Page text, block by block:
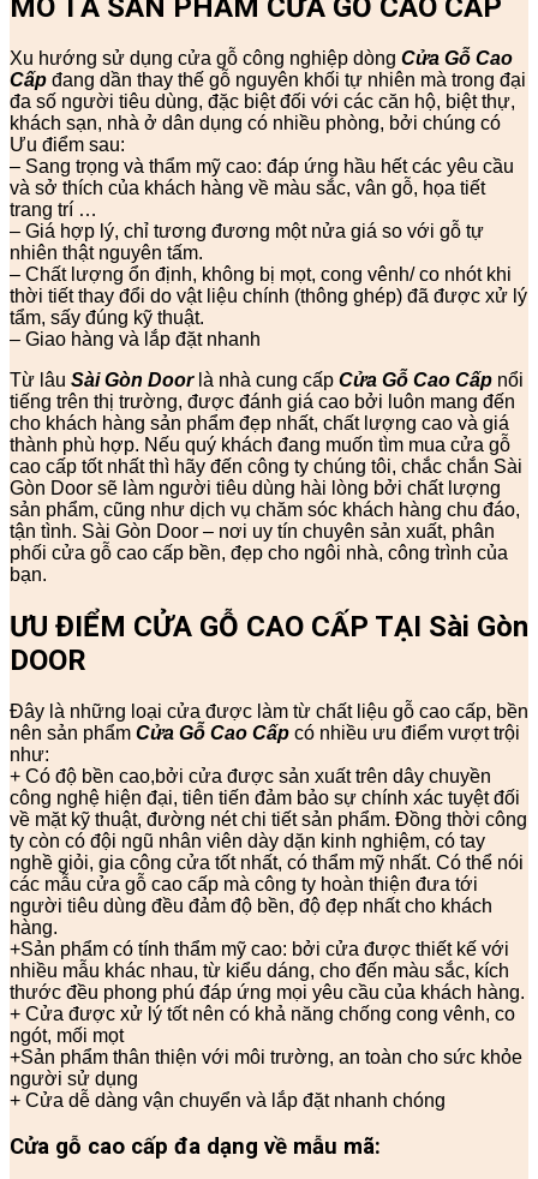
MÔ TẢ SẢN PHẨM CỬA GỖ CAO CẤP
Xu hướng sử dụng cửa gỗ công nghiệp dòng Cửa Gỗ Cao
Cấp đang dần thay thế gỗ nguyên khối tự nhiên mà trong đại
đa số người tiêu dùng, đặc biệt đối với các căn hộ, biệt thự,
khách sạn, nhà ở dân dụng có nhiều phòng, bởi chúng có
Ưu điểm sau:
– Sang trọng và thẩm mỹ cao: đáp ứng hầu hết các yêu cầu
và sở thích của khách hàng về màu sắc, vân gỗ, họa tiết
trang trí …
– Giá hợp lý, chỉ tương đương một nửa giá so với gỗ tự
nhiên thật nguyên tấm.
– Chất lượng ổn định, không bị mọt, cong vênh/ co nhót khi
thời tiết thay đổi do vật liệu chính (thông ghép) đã được xử lý
tẩm, sấy đúng kỹ thuật.
– Giao hàng và lắp đặt nhanh
Từ lâu Sài Gòn Doorlà nhà cung cấp Cửa Gỗ Cao Cấp nổi
tiếng trên thị trường, được đánh giá cao bởi luôn mang đến
cho khách hàng sản phẩm đẹp nhất, chất lượng cao và giá
thành phù hợp. Nếu quý khách đang muốn tìm mua cửa gỗ
cao cấp tốt nhất thì hãy đến công ty chúng tôi, chắc chắn Sài
Gòn Door sẽ làm người tiêu dùng hài lòng bởi chất lượng
sản phẩm, cũng như dịch vụ chăm sóc khách hàng chu đáo,
tận tình. Sài Gòn Door – nơi uy tín chuyên sản xuất, phân
phối cửa gỗ cao cấp bền, đẹp cho ngôi nhà, công trình của
bạn.
ƯU ĐIỂM CỬA GỖ CAO CẤP TẠI Sài Gòn
DOOR
Đây là những loại cửa được làm từ chất liệu gỗ cao cấp, bền
nên sản phẩm Cửa Gỗ Cao Cấp có nhiều ưu điểm vượt trội
như:
+ Có độ bền cao,bởi cửa được sản xuất trên dây chuyền
công nghệ hiện đại, tiên tiến đảm bảo sự chính xác tuyệt đối
về mặt kỹ thuật, đường nét chi tiết sản phẩm. Đồng thời công
ty còn có đội ngũ nhân viên dày dặn kinh nghiệm, có tay
nghề giỏi, gia công cửa tốt nhất, có thẩm mỹ nhất. Có thể nói
các mẫu cửa gỗ cao cấp mà công ty hoàn thiện đưa tới
người tiêu dùng đều đảm độ bền, độ đẹp nhất cho khách
hàng.
+Sản phẩm có tính thẩm mỹ cao: bởi cửa được thiết kế với
nhiều mẫu khác nhau, từ kiểu dáng, cho đến màu sắc, kích
thước đều phong phú đáp ứng mọi yêu cầu của khách hàng.
+ Cửa được xử lý tốt nên có khả năng chống cong vênh, co
ngót, mối mọt
+Sản phẩm thân thiện với môi trường, an toàn cho sức khỏe
người sử dụng
+ Cửa dễ dàng vận chuyển và lắp đặt nhanh chóng
Cửa gỗ cao cấp đa dạng về mẫu mã: